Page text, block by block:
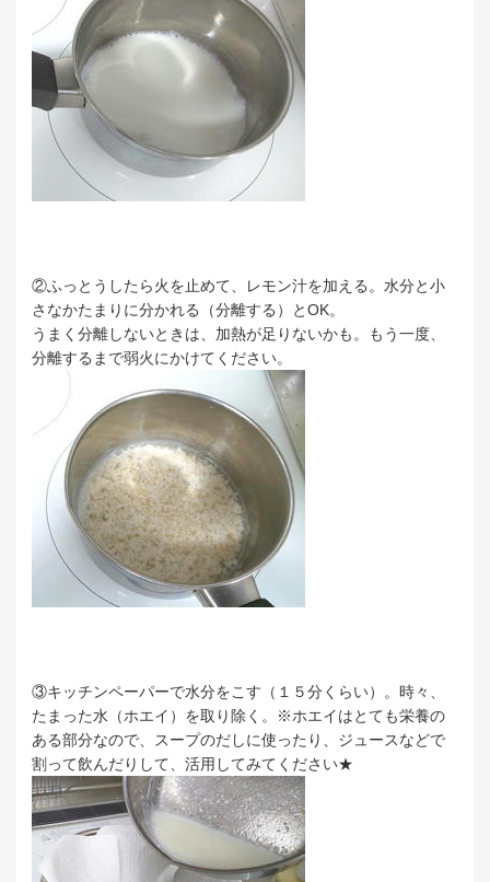
②ふっとうしたら火を止めて、レモン汁を加える。水分と小
さなかたまりに分かれる（分離する）とOK。
うまく分離しないときは、加熱が足りないかも。もう一度、
分離するまで弱火にかけてください。
③キッチンペーパーで水分をこす（１５分くらい）。時々、
たまった水（ホエイ）を取り除く。※ホエイはとても栄養の
ある部分なので、スープのだしに使ったり、ジュースなどで
割って飲んだりして、活用してみてください★